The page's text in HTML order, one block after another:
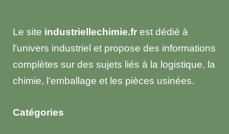
Le site industriellechimie.fr est dédié à
l'univers industriel et propose des informations
complètes sur des sujets liés à la logistique, la
chimie, l'emballage et les pièces usinées.
Catégories